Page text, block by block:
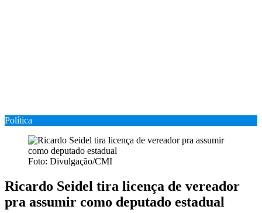
Política
Foto: Divulgação/CMI
Ricardo Seidel tira licença de vereador
pra assumir como deputado estadual